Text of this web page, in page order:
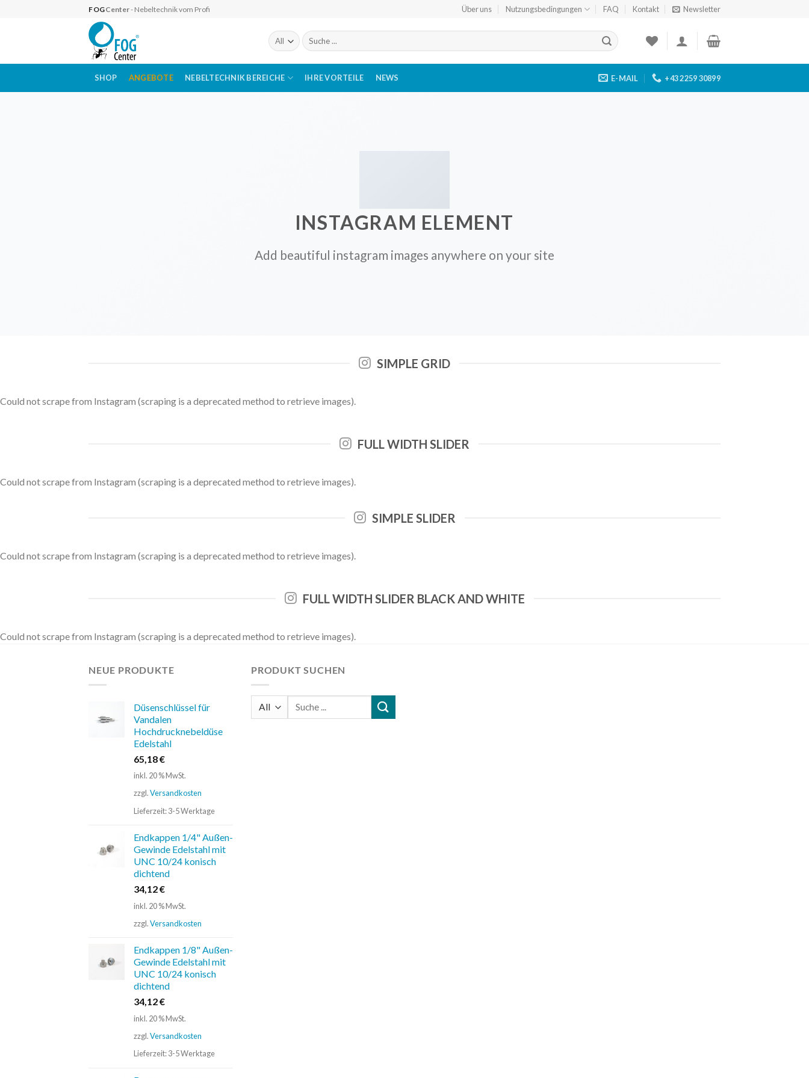
FOGCenter- Nebeltechnik vom Profi Über uns Nutzungsbedingungen FAQ Kontakt Newsletter
Suchen
nach:
SHOP ANGEBOTE NEBELTECHNIK BEREICHE IHRE VORTEILE NEWS E-MAIL +43 2259 30899
INSTAGRAM ELEMENT
Add beautiful instagram images anywhere on your site
SIMPLE GRID
Could not scrape from Instagram (scraping is a deprecated method to retrieve images).
FULL WIDTH SLIDER
Could not scrape from Instagram (scraping is a deprecated method to retrieve images).
SIMPLE SLIDER
Could not scrape from Instagram (scraping is a deprecated method to retrieve images).
FULL WIDTH SLIDER BLACK AND WHITE
Could not scrape from Instagram (scraping is a deprecated method to retrieve images).
NEUE PRODUKTE
Düsenschlüssel für
Vandalen
Hochdrucknebeldüse
Edelstahl
65,18€
inkl. 20 % MwSt.
zzgl.Versandkosten
Lieferzeit:3-5 Werktage
Endkappen 1/4" Außen-
Gewinde Edelstahl mit
UNC 10/24 konisch
dichtend
34,12€
inkl. 20 % MwSt.
zzgl.Versandkosten
Endkappen 1/8" Außen-
Gewinde Edelstahl mit
UNC 10/24 konisch
dichtend
34,12€
inkl. 20 % MwSt.
zzgl.Versandkosten
Lieferzeit:3-5 Werktage
PRODUKT SUCHEN
Suchen